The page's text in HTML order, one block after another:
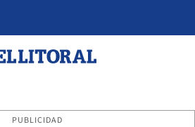
PUBLICIDAD